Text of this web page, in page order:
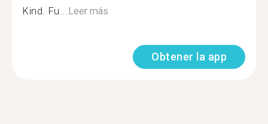
Kind. Fu...Leer más
Obtener la app